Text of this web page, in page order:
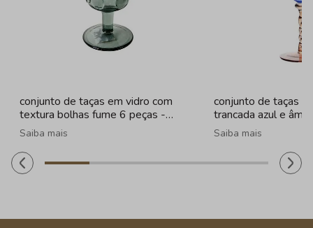
conjunto de taças em vidro com
textura bolhas fume 6 peças -
260ml
Saiba mais
conjunto de taças
trancada azul e
320ml
Saiba mais